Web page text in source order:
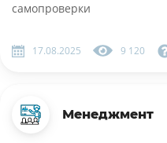
самопроверки
17.08.2025 9 120
Менеджмент